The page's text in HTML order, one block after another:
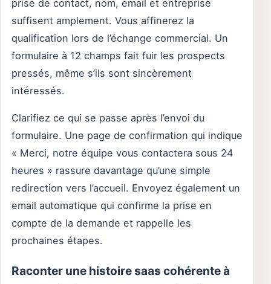
prise de contact, nom, email et entreprise
suffisent amplement. Vous affinerez la
qualification lors de l’échange commercial. Un
formulaire à 12 champs fait fuir les prospects
pressés, même s’ils sont sincèrement
intéressés.
Clarifiez ce qui se passe après l’envoi du
formulaire. Une page de confirmation qui indique
« Merci, notre équipe vous contactera sous 24
heures » rassure davantage qu’une simple
redirection vers l’accueil. Envoyez également un
email automatique qui confirme la prise en
compte de la demande et rappelle les
prochaines étapes.
Raconter une histoire saas cohérente à